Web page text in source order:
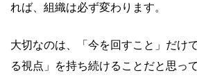
れば、組織は必ず変わります。
大切なのは、「今を回すこと」だけ
る視点」を持ち続けることだと思っ